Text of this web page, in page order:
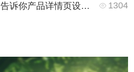
资深设计师到运营者 告诉你产品详情页设计的重要技巧
1304